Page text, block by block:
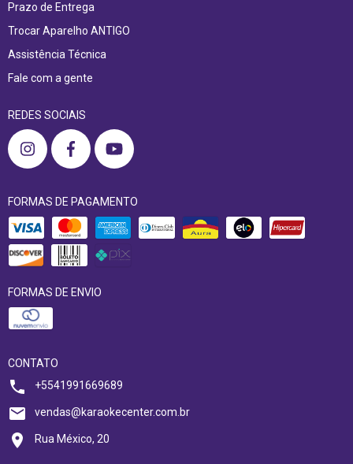
Prazo de Entrega
Trocar Aparelho ANTIGO
Assistência Técnica
Fale com a gente
REDES SOCIAIS
FORMAS DE PAGAMENTO
FORMAS DE ENVIO
CONTATO
+5541991669689
vendas@karaokecenter.com.br
Rua México, 20